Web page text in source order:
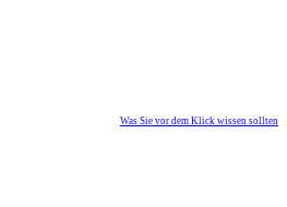
Was Sie vor dem Klick wissen sollten